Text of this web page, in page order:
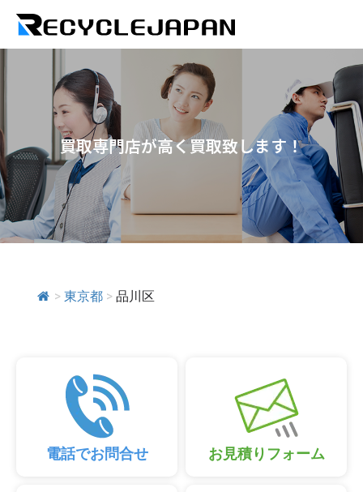
買取専門店が高く買取致します！
> 東京都 > 品川区
電話でお問合せ お見積りフォーム